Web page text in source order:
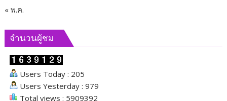
« พ.ค.
จำนวนผู้ชม
Users Today : 205
Users Yesterday : 979
Total views : 5909392